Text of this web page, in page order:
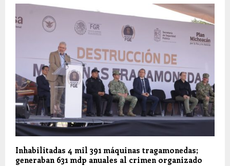
Inhabilitadas 4 mil 391 máquinas tragamonedas;
generaban 631 mdp anuales al crimen organizado